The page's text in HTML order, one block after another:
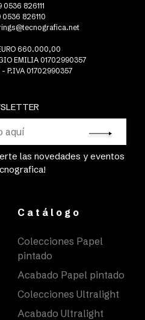
las novedades y eventos
0536 826111
0536 826110
660.000,00
EMILIA 01702990357
- P.IVA 01702990357
Catálogo
Colecciones Papel
pintado
Acabado Papel pintado
Colecciones Ultralight
Acabado Ultralight